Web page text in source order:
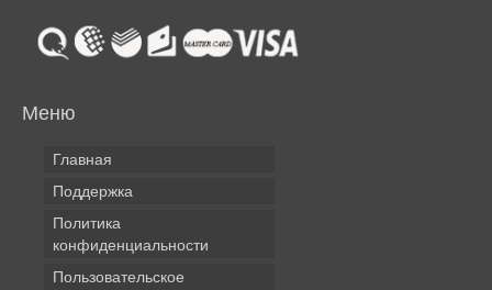
Меню
Главная
Поддержка
Политика
конфиденциальности
Пользовательское